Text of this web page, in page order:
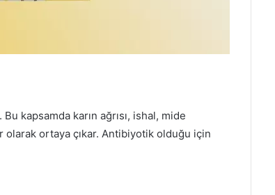
kapsamda karın ağrısı, ishal, mide
olarak ortaya çıkar. Antibiyotik olduğu için